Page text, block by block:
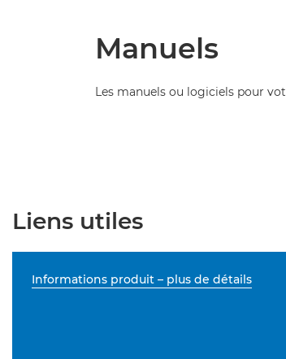
Manuels
Les manuels ou logiciels pour
Liens utiles
Informations produit – plus de détails